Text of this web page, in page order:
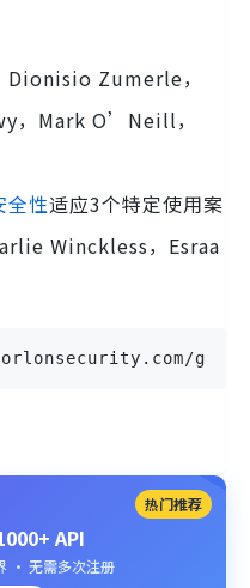
Dionisio Zumerle，
，Mark O’Neill，
全性适应3个特定使用案
Winckless，Esraa
热门推荐
API
· 无需多次注册